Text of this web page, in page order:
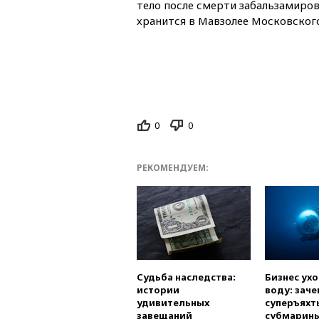
тело после смерти
хранится в Мавзолее
0 0
РЕКОМЕНДУЕМ:
Судьба наследства:
истории
удивительных
завещаний
Бизнес
воду: